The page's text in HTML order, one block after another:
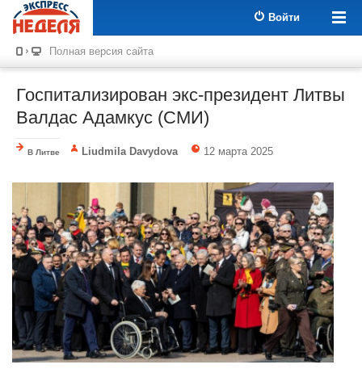
Войти
Полная версия сайта
Госпитализирован экс-президент Литвы
Валдас Адамкус (СМИ)
В Литве Liudmila Davydova 12 марта 2025